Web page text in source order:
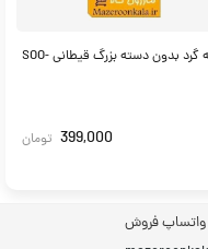
کاسه گرد بدون دسته بزرگ قیطانی SOO-
399,000 تومان